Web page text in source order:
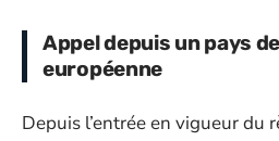
Appel depuis un pays
européenne
Depuis l’entrée en vigueur du